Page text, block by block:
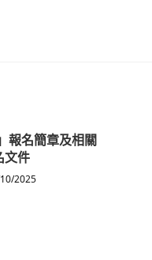
報名簡章及相關
文件
2025